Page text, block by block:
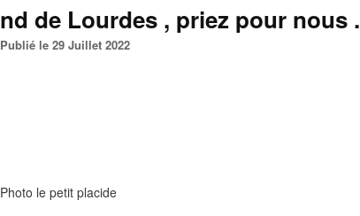
nd de Lourdes , priez pour nous .
Publié le 29 Juillet 2022
Photo le petit placide